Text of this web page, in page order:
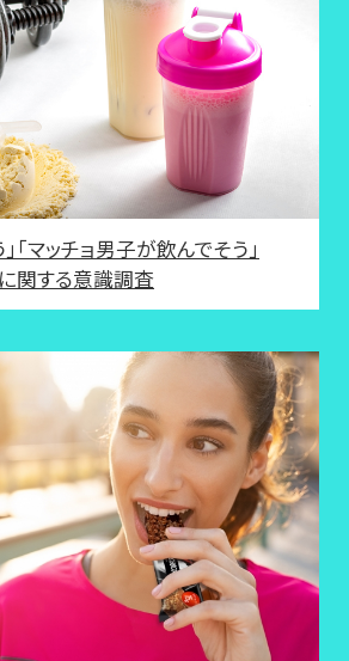
「マッチョ男子が飲んでそう」
関する意識調査